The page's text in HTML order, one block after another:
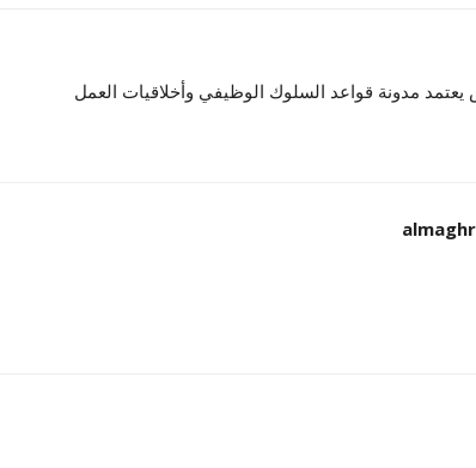
مدونة قواعد السلوك الوظيفي وأخلاقيات العمل